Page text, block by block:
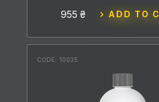
955 ₴ ADD TO
CODE: 10035